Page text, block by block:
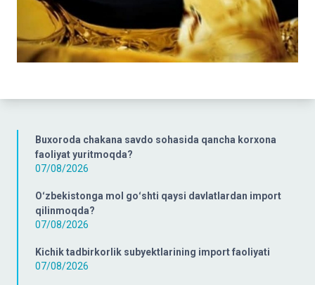
Buxoroda chakana savdo sohasida qancha korxona
faoliyat yuritmoqda?
07/08/2026
Oʻzbekistonga mol goʻshti qaysi davlatlardan import
qilinmoqda?
07/08/2026
Kichik tadbirkorlik subyektlarining import faoliyati
07/08/2026